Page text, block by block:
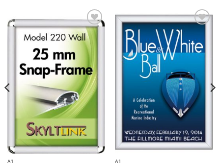
Lägg till i
önskelistan
A1
Lägg till i
önskelistan
A1